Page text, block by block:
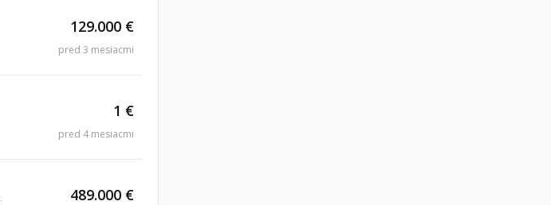
129.000 €
pred 3 mesiacmi
1 €
pred 4 mesiacmi
489.000 €